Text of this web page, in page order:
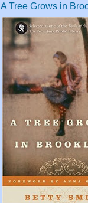
A Tree Grows in